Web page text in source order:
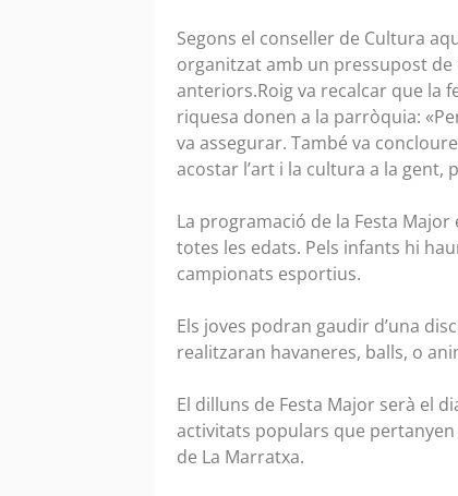
Segons el conseller de Cultura
organitzat amb un pressupost de
anteriors.Roig va recalcar que la
riquesa donen a la parròquia:
va assegurar. També va
acostar l’art i la cultura a la gent,
La programació de la Festa
totes les edats. Pels infants hi
campionats esportius.
Els joves podran gaudir d’una
realitzaran havaneres, balls, o
El dilluns de Festa Major serà el
activitats populars que pertanyen
de La Marratxa.